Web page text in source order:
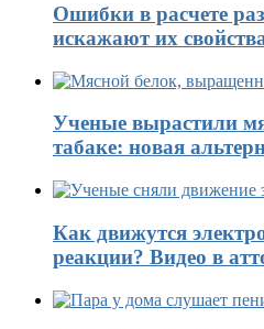
Ошибки в расчете
искажают их
Ученые вырастили
табаке: новая
Как движутся
реакции? Видео в